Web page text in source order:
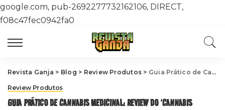
google.com, pub-2692277732162106, DIRECT,
f08c47fec0942fa0
Revista Ganja > Blog > Review Produtos > Guia Prático de Cannabis Medicinal: Review do ‘Cannabis Pharmacy’
Review Produtos
GUIA PRÁTICO DE CANNABIS MEDICINAL: REVIEW DO ‘CANNABIS